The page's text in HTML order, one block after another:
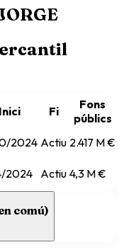
Inici Fi
Fons
públics
2024 Actiu 2.417 M €
2024 Actiu 4,3 M €
comú)